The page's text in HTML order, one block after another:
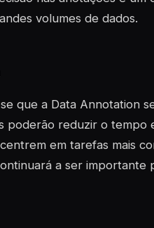
volumes de dados.
que a Data Annotation
poderão reduzir o tempo
em tarefas mais
a ser importante